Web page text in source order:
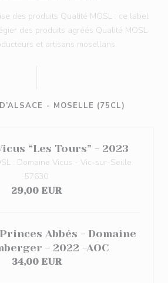
des produits Qualité MOSL : ce label
des produits agréés Qualité MOSL
et artisans mosellans.
- MOSELLE (75CL)
“Les Tours” - 2023
: Domaine Vicus - Vic-sur-Seille
57630
29,00 EUR
Abbés - Domaine
- 2022 -AOC
34,00 EUR